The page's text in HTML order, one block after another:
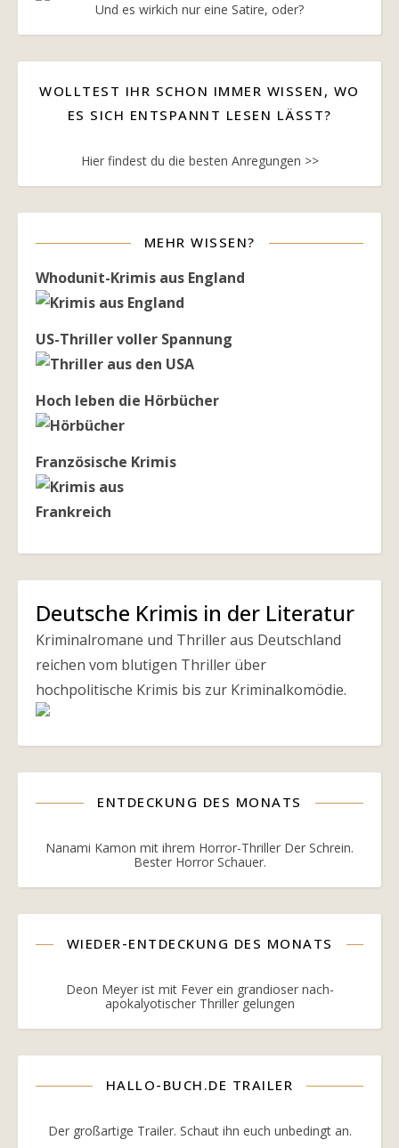
Und es wirkich nur eine Satire, oder?
WOLLTEST IHR SCHON IMMER WISSEN, WO
ES SICH ENTSPANNT LESEN LÄSST?
Hier findest du die besten Anregungen >>
MEHR WISSEN?
Whodunit-Krimis aus England
US-Thriller voller Spannung
Hoch leben die Hörbücher
Französische Krimis
Deutsche Krimis in der Literatur
Kriminalromane und Thriller aus Deutschland
reichen vom blutigen Thriller über
hochpolitische Krimis bis zur Kriminalkomödie.
ENTDECKUNG DES MONATS
Nanami Kamon mit ihrem Horror-Thriller Der Schrein.
Bester Horror Schauer.
WIEDER-ENTDECKUNG DES MONATS
Deon Meyer ist mit Fever ein grandioser nach-
apokalyotischer Thriller gelungen
HALLO-BUCH.DE TRAILER
Der großartige Trailer. Schaut ihn euch unbedingt an.